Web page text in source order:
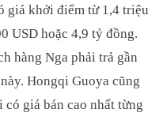
giá khởi điểm từ 1,4 triệu
USD hoặc 4,9 tỷ đồng.
hàng Nga phải trả gần
Hongqi Guoya cũng
giá bán cao nhất từng